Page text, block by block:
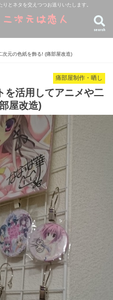
とネタを交えつつお送りいたします。
search
元の色紙を飾る! (痛部屋改造)
痛部屋制作・晒し
を活用してアニメや二
屋改造)